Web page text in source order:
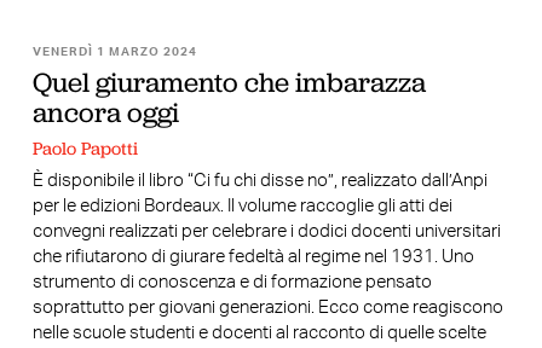
VENERDÌ 1 MARZO 2024
Quel giuramento che imbarazza
ancora oggi
Paolo Papotti
È disponibile il libro “Ci fu chi disse no”, realizzato dall’Anpi
per le edizioni Bordeaux. Il volume raccoglie gli atti dei
convegni realizzati per celebrare i dodici docenti universitari
che rifiutarono di giurare fedeltà al regime nel 1931. Uno
strumento di conoscenza e di formazione pensato
soprattutto per giovani generazioni. Ecco come reagiscono
nelle scuole studenti e docenti al racconto di quelle scelte